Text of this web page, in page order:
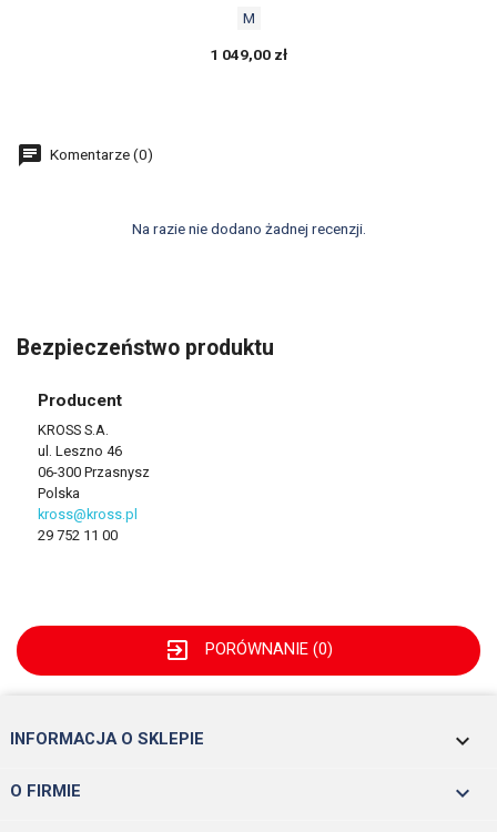
M
1 049,00 zł
Komentarze (0)
Na razie nie dodano żadnej recenzji.
Bezpieczeństwo produktu
Producent
KROSS S.A.
ul. Leszno 46
06-300 Przasnysz
Polska
kross@kross.pl
29 752 11 00
exit_to_app PORÓWNANIE (0)
INFORMACJA O SKLEPIE keyboard_arrow_down
O FIRMIE 